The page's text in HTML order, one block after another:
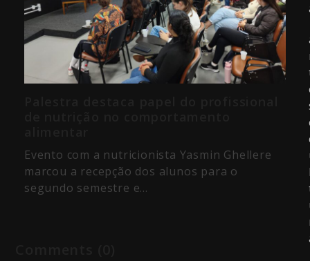
Evento com a nutricionista Yasmin Ghellere
marcou a recepção dos alunos para o
segundo semestre e…